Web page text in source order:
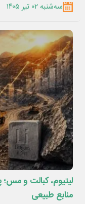
سه‌شنبه ۰۲ تیر ۱۴۰۵
لیتیوم، کبالت و
منابع طبیعی